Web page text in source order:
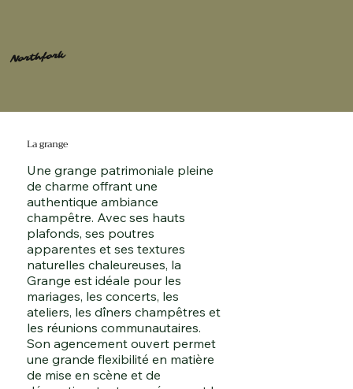
Northfork
La grange
Une grange patrimoniale pleine
de charme offrant une
authentique ambiance
champêtre. Avec ses hauts
plafonds, ses poutres
apparentes et ses textures
naturelles chaleureuses, la
Grange est idéale pour les
mariages, les concerts, les
ateliers, les dîners champêtres et
les réunions communautaires.
Son agencement ouvert permet
une grande flexibilité en matière
de mise en scène et de